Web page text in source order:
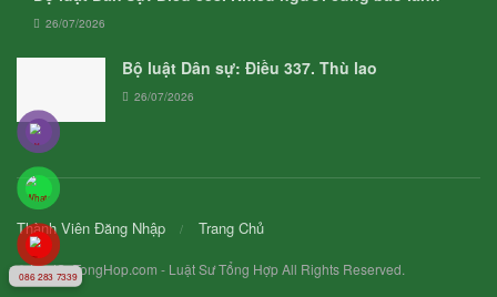
26/07/2026
Bộ luật Dân sự: Điều 337. Thù lao
26/07/2026
Thành Viên Đăng Nhập Trang Chủ
© LuatSuTongHop.com - Luật Sư Tổng Hợp All Rights Reserved.
086 283 7339